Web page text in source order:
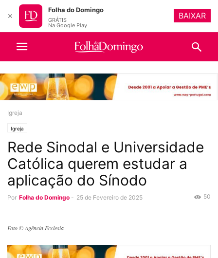
Igreja
Igreja
Rede Sinodal e Universidade
Católica querem estudar a
aplicação do Sínodo
Por Folha do Domingo - 25 de Fevereiro de 2025 50
Foto © Agência Ecclesia
✕
Folha do Domingo
GRÁTIS
Na Google Play
BAIXAR